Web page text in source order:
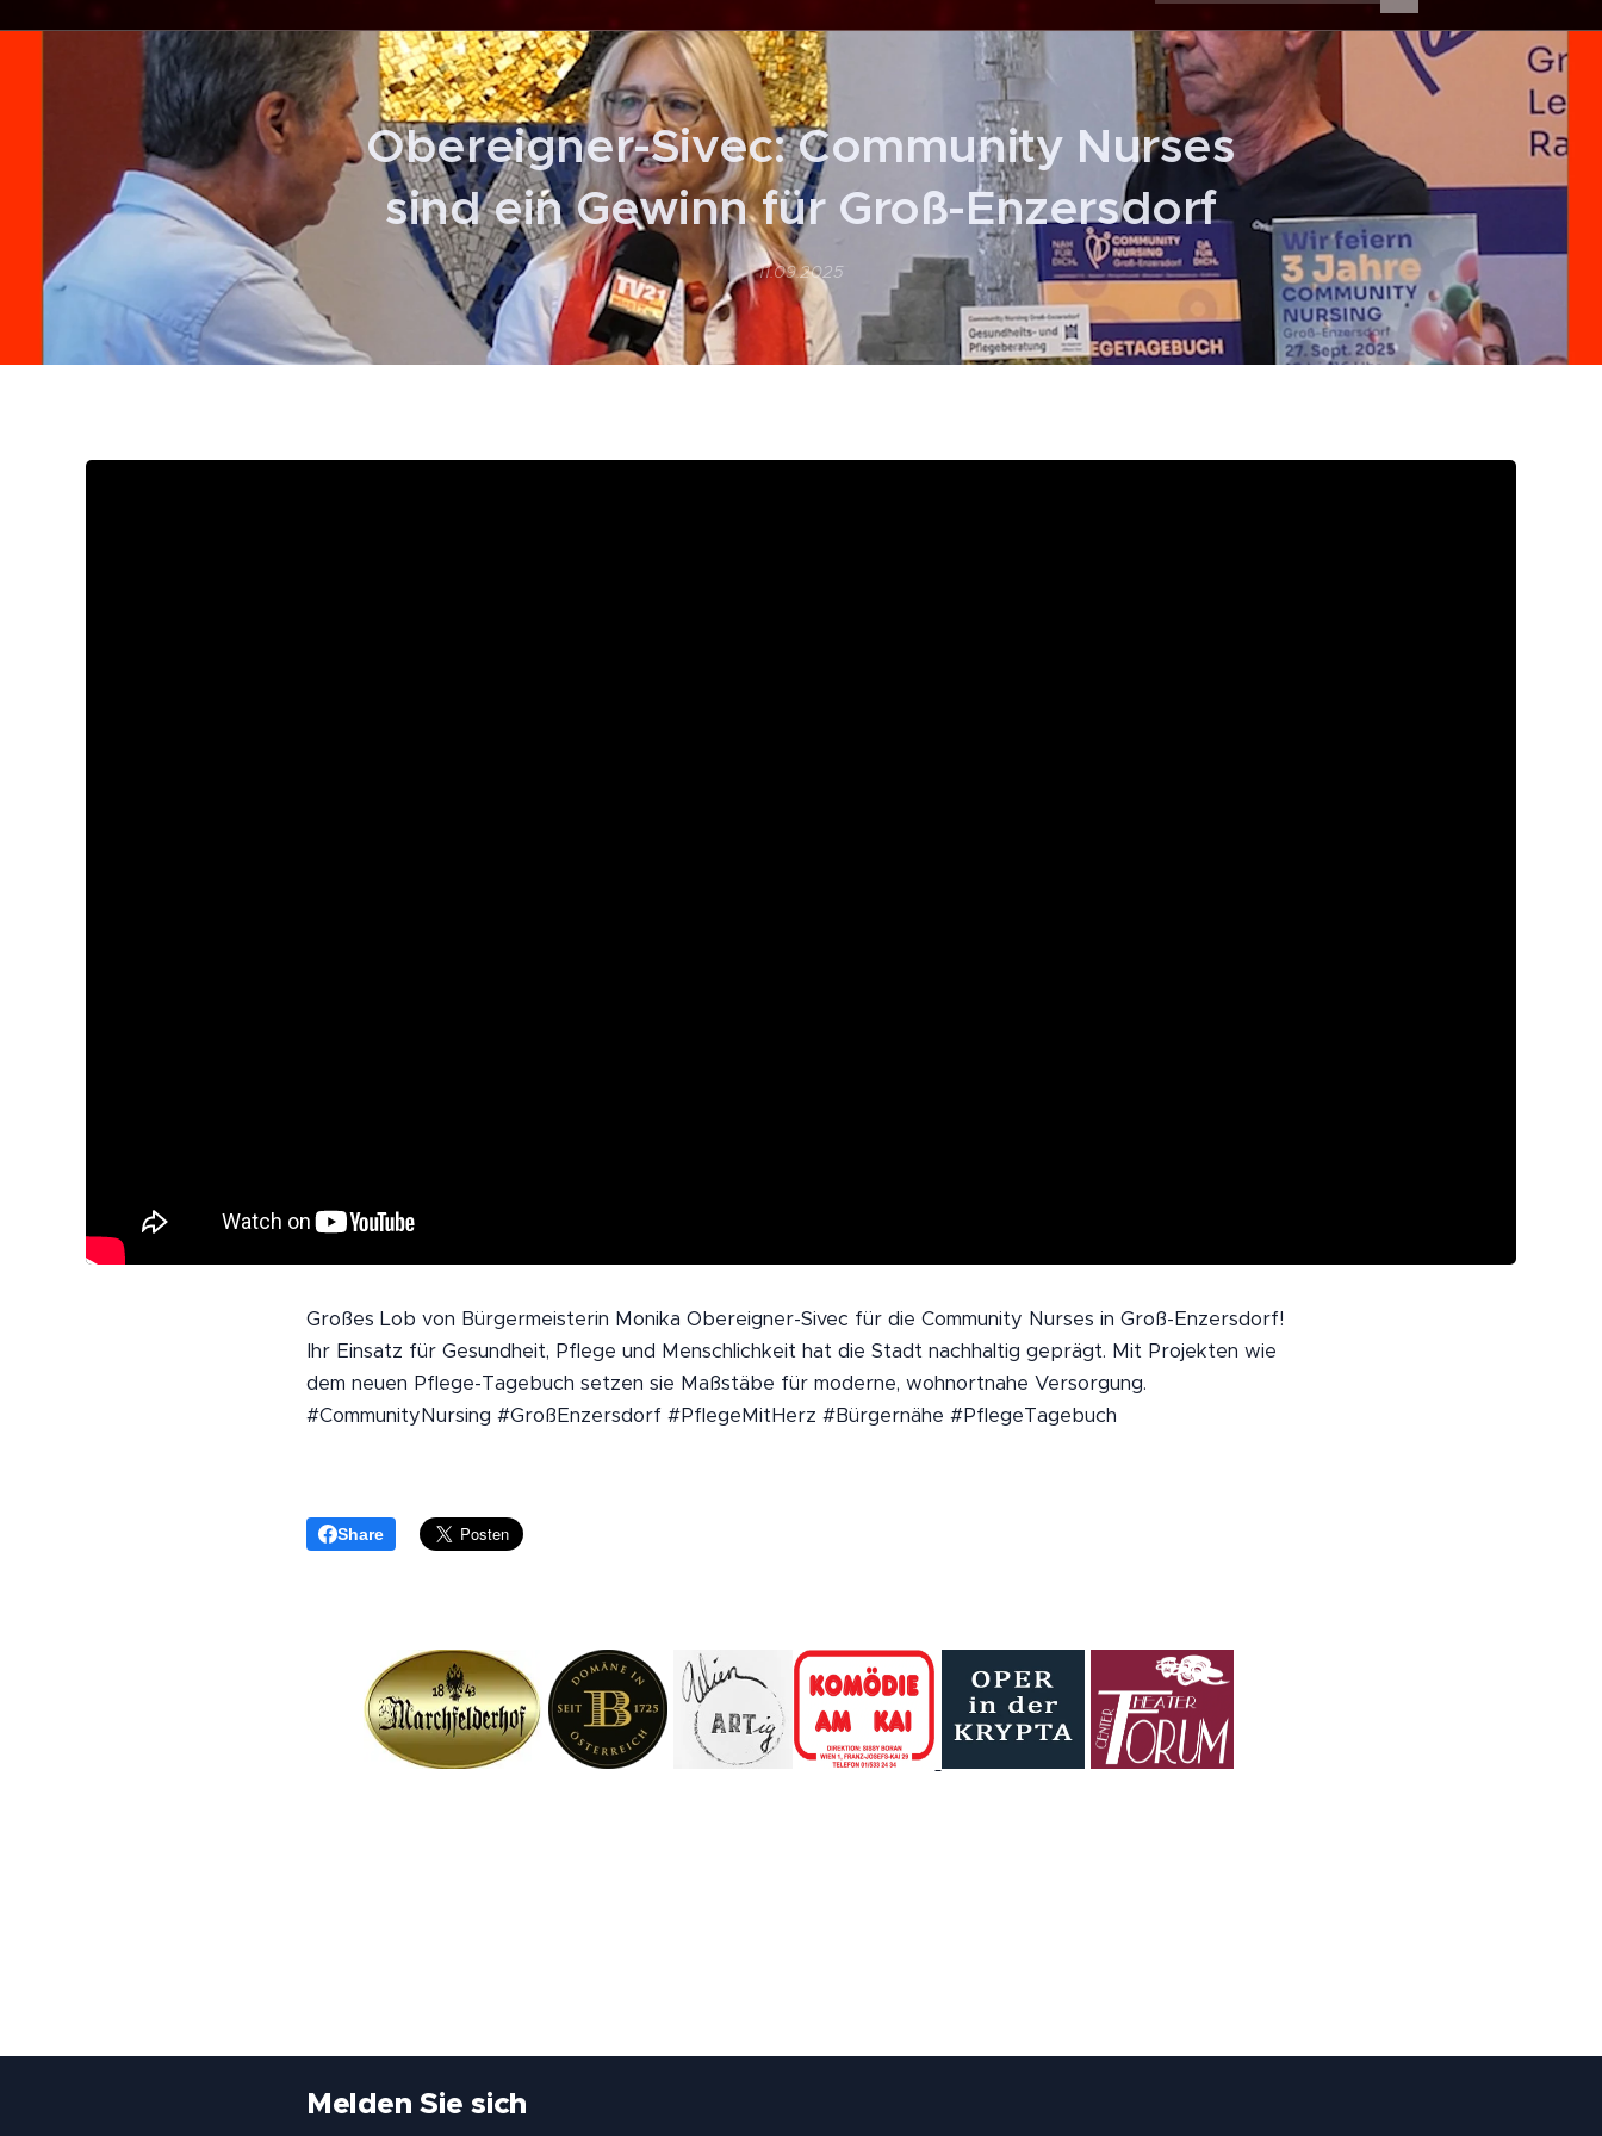
Obereigner-Sivec: Community Nurses
sind ein Gewinn für Groß-Enzersdorf
11.09.2025
Großes Lob von Bürgermeisterin Monika Obereigner-Sivec für die Community Nurses in Groß-Enzersdorf!
Ihr Einsatz für Gesundheit, Pflege und Menschlichkeit hat die Stadt nachhaltig geprägt. Mit Projekten wie
dem neuen Pflege-Tagebuch setzen sie Maßstäbe für moderne, wohnortnahe Versorgung. 💙
#CommunityNursing #GroßEnzersdorf #PflegeMitHerz #Bürgernähe #PflegeTagebuch
Share
Melden Sie sich